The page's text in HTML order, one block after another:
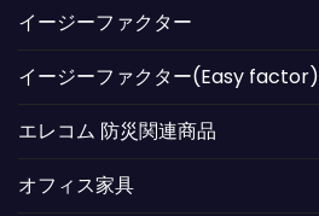
イージーファクター
イージーファクター(Easy factor)
エレコム 防災関連商品
オフィス家具